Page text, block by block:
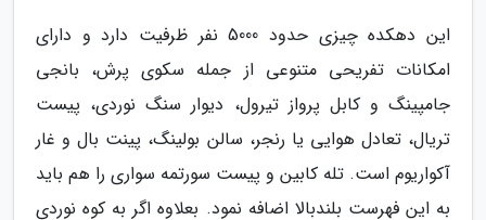
این دهکده چیزی حدود 5000 نفر ظرفیت دارد و دارای
امکانات تفریحی متنوعی از جمله سکوی پرش، بانجی
جامپینگ و کابل پرواز تیرول، دیوار سنگ نوردی، پیست
تریال، تعادل هوایی یا رنجر، سالن بولینگ، پینت بال و غار
آکواریوم است. تله کابین و پیست سورتمه سواری را هم باید
به این فهرست بلندبالا اضافه نمود. بعلاوه اگر به کوه نوردی